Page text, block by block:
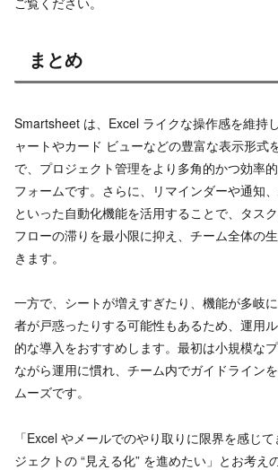
まとめ
Smartsheet は、Excel ライクな操作感を維持
ャートやカード ビューなどの豊富な表示形式
で、プロジェクト管理をより多角的かつ効率
フォームです。さらに、リマインダーや通知
といった自動化機能を活用することで、タス
フローの滞りを最小限に抑え、チーム全体の
きます。
一方で、シートが増えすぎたり、機能が多岐
者が戸惑ったりする可能性もあるため、運用
的な導入をおすすめします。最初は小規模な
ながら運用に慣れ、チーム内でガイドライン
ムーズです。
「Excel やメールでのやり取りに限界を感じ
ジェクトの “見える化” を進めたい」とお考え